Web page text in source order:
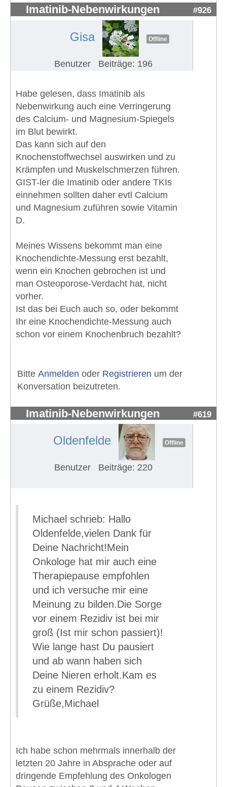
Imatinib-Nebenwirkungen #926
Gisa Offline
Benutzer Beiträge: 196
Habe gelesen, dass Imatinib als
Nebenwirkung auch eine Verringerung
des Calcium- und Magnesium-Spiegels
im Blut bewirkt.
Das kann sich auf den
Knochenstoffwechsel auswirken und zu
Krämpfen und Muskelschmerzen führen.
GIST-ler die Imatinib oder andere TKIs
einnehmen sollten daher evtl Calcium
und Magnesium zuführen sowie Vitamin
D.
Meines Wissens bekommt man eine
Knochendichte-Messung erst bezahlt,
wenn ein Knochen gebrochen ist und
man Osteoporose-Verdacht hat, nicht
vorher.
Ist das bei Euch auch so, oder bekommt
Ihr eine Knochendichte-Messung auch
schon vor einem Knochenbruch bezahlt?
Bitte Anmelden oder Registrieren um der
Konversation beizutreten.
Imatinib-Nebenwirkungen #619
Oldenfelde Offline
Benutzer Beiträge: 220
Michael schrieb: Hallo
Oldenfelde,vielen Dank für
Deine Nachricht!Mein
Onkologe hat mir auch eine
Therapiepause empfohlen
und ich versuche mir eine
Meinung zu bilden.Die Sorge
vor einem Rezidiv ist bei mir
groß (Ist mir schon passiert)!
Wie lange hast Du pausiert
und ab wann haben sich
Deine Nieren erholt.Kam es
zu einem Rezidiv?
Grüße,Michael
Ich habe schon mehrmals innerhalb der
letzten 20 Jahre in Absprache oder auf
dringende Empfehlung des Onkologen